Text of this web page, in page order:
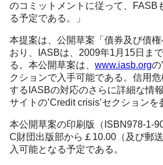
のコミットメントに従って、FASB
る予定である。」
本提案は、公開草案「債券及び債
おり、IASBは、2009年1月15日ま
る。本公開草案は、 www.iasb.orgの
クションで入手可能である。信用
するIASBの対応のさらに詳細な情
サイトの’Credit crisis’セクションを
本公開草案の印刷版（ISBN978-1-
C財団出版部から￡10.00（及び郵
入可能となる予定である。